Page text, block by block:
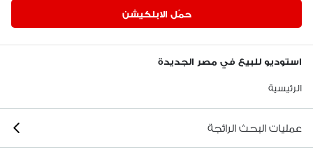
حمّل الابلكيشن
استوديو للبيع في مصر الجديدة
الرئيسية
عمليات البحث الرائجة